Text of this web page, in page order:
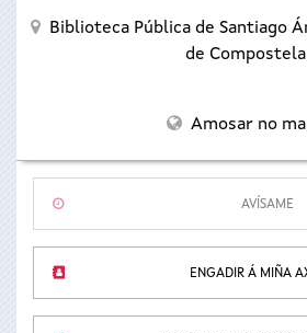
Biblioteca Pública de Santiago
de Compostela
Amosar no
AVÍSAME
ENGADIR Á MIÑA